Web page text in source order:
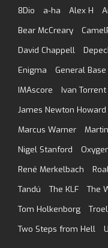
8Dio a-ha Alex H
Bear McCreary
David Chappell
Enigma
General Base
IMAscore
Ivan Torrent
James Newton Howard
Marcus Warner
Nigel Stanford
René Merkelbach
Tandú
The KLF The
Tom Holkenborg
Two Steps from Hell